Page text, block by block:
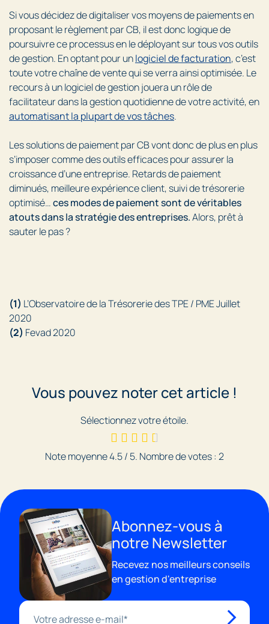
Si vous décidez de digitaliser vos moyens de paiements en
proposant le règlement par CB, il est donc logique de
poursuivre ce processus en le déployant sur tous vos outils
de gestion. En optant pour unlogiciel de facturation, c’est
toute votre chaîne de vente qui se verra ainsi optimisée. Le
recours à un logiciel de gestion jouera un rôle de
facilitateur dans la gestion quotidienne de votre activité, en
automatisant la plupart de vos tâches.
Les solutions de paiement par CB vont donc de plus en plus
s’imposer comme des outils efficaces pour assurer la
croissance d’une entreprise. Retards de paiement
diminués, meilleure expérience client, suivi de trésorerie
optimisé…ces modes de paiement sont de véritables
atouts dans la stratégie des entreprises.Alors, prêt à
sauter le pas ?
(1) L’Observatoire de la Trésorerie des TPE / PME Juillet
2020
(2) Fevad 2020
Vous pouvez noter cet article !
Sélectionnez votre étoile.
Note moyenne4.5/ 5. Nombre de votes : 2
Abonnez-vous à
notre Newsletter
Recevez nos meilleurs conseils
en gestion d'entreprise